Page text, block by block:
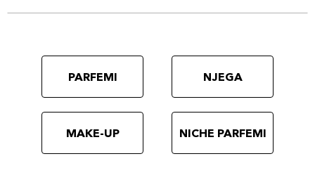
PARFEMI NJEGA
MAKE-UP NICHE PARFEMI